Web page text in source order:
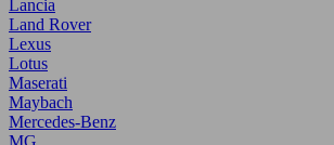
Lancia
Land Rover
Lexus
Lotus
Maserati
Maybach
Mercedes-Benz